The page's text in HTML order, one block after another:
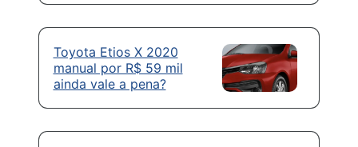
Toyota Etios X 2020
manual por R$ 59 mil
ainda vale a pena?